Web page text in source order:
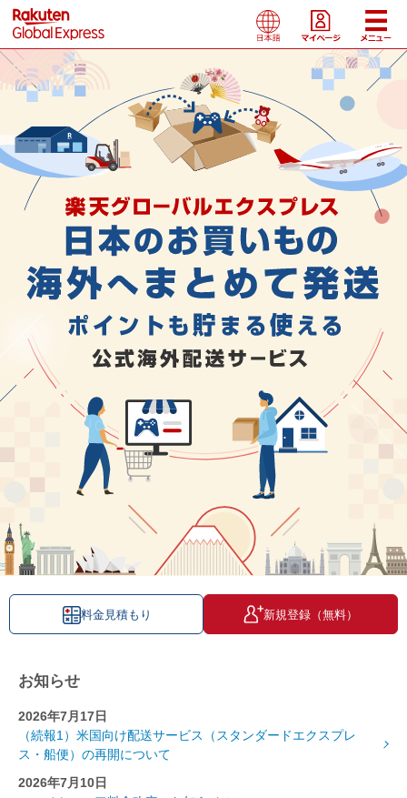
料金見積もり 新規登録（無料）
お知らせ
2026年7月17日
（続報1）米国向け配送サービス（スタンダードエクスプレ
ス・船便）の再開について
2026年7月10日